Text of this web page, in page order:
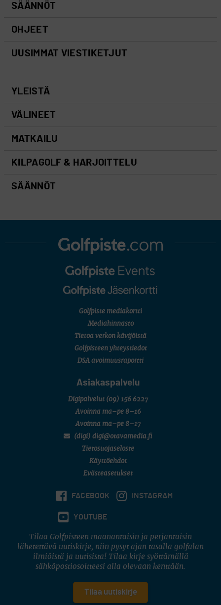
SÄÄNNÖT
OHJEET
UUSIMMAT VIESTIKETJUT
YLEISTÄ
VÄLINEET
MATKAILU
KILPAGOLF & HARJOITTELU
SÄÄNNÖT
Golfpiste mediakortti
Mediahinnasto
Tietoa verkon kävijöistä
Golfpisteen yhteystiedot
DSA avoimuusraportti
Asiakaspalvelu
Digipalvelut (09) 156 6227
Avoinna ma–pe 8–16
Avoinna ma–pe 8–17
(digi) digi@otavamedia.fi
Tietosuojaseloste
Käyttöehdot
Evästeasetukset
FACEBOOK INSTAGRAM
YOUTUBE
Tilaa Golfpisteen maanantaisin ja perjantaisin
lähetettävä uutiskirje, niin pysyt ajan tasalla golfalan
ilmiöistä ja uutisista! Tilaa kirje syöttämällä
sähköpostiosoitteesi alla olevaan kenttään.
Tilaa uutiskirje